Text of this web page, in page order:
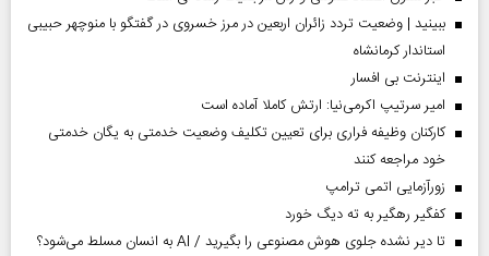
ببینید | وضعیت تردد زائران اربعین در مرز خسروی در گفتگو با منوچهر حبیبی
استاندار کرمانشاه
اینترنت بی افسار
امیر سرتیپ اکرمی‌نیا: ارتش کاملا آماده است
کارکنان وظیفه فراری برای تعیین تکلیف وضعیت خدمتی به یگان خدمتی
خود مراجعه کنند
زورآزمایی اتمی ترامپ
کفگیر رهگیر به ته دیگ خورد
تا دیر نشده جلوی هوش مصنوعی را بگیرید / AI به انسان مسلط می‌شود؟